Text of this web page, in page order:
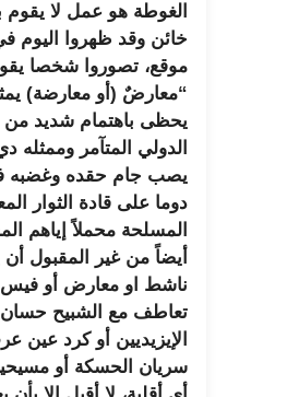
الغوطة هو عمل لا يقوم
خائن وقد ظهروا اليوم
موقع، تصوروا شخصا
“معارضٌ (أو معارضة)
يحظى باهتمام شديد من
الدولي المتآمر وممثله
يصب جام حقده وغضبه
دوما على قادة الثوار
المسلحة محملاً إياهم
أيضاً من غير المقبول
ناشط او معارض أو
تعاطف مع الشبيح حسان
الإيزيديين أو كرد عين
سريان الحسكة أو